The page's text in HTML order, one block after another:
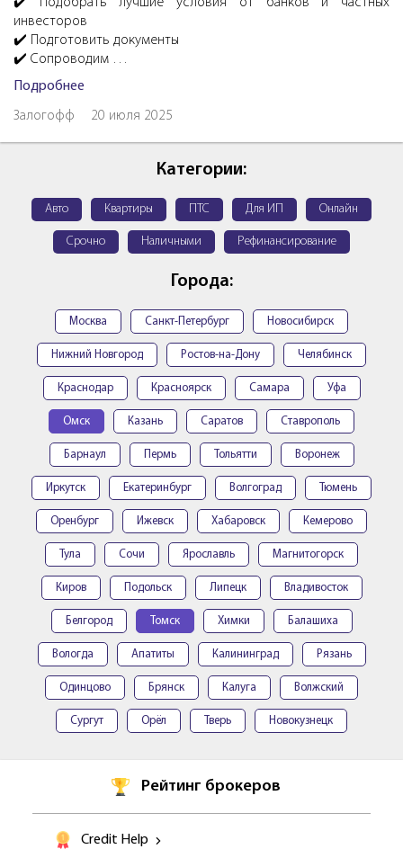
инвесторов
✔️ Подготовить документы
✔️ Сопроводим …
Подробнее
Залогофф 20 июля 2025
Категории:
Авто Квартиры ПТС Для ИП Онлайн
Срочно Наличными Рефинансирование
Города:
Москва Санкт-Петербург Новосибирск
Нижний Новгород Ростов-на-Дону Челябинск
Краснодар Красноярск Самара Уфа
Омск Казань Саратов Ставрополь
Барнаул Пермь Тольятти Воронеж
Иркутск Екатеринбург Волгоград Тюмень
Оренбург Ижевск Хабаровск Кемерово
Тула Сочи Ярославль Магнитогорск
Киров Подольск Липецк Владивосток
Белгород Томск Химки Балашиха
Вологда Апатиты Калининград Рязань
Одинцово Брянск Калуга Волжский
Сургут Орёл Тверь Новокузнецк
Рейтинг брокеров
Credit Help